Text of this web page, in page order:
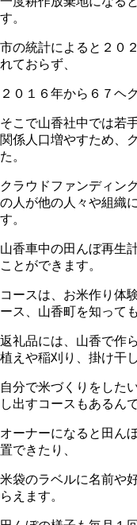
す。
市の統計によると２０
れておらず、
２０１６年から６７ヘ
そこで山香社中では若
関係人口増やすため、
た。
クラウドファンディン
の人が他の人々や組織
す。
山香車中の田んぼ再生
ことができます。
コースは、お米作り体
ース、山香町を知って
返礼品には、山香で作
植えや稲刈り、掛け干
自分で米づくりをした
し出すコースもあるんで
オーナーになると田ん
置できたり、
米袋のラベルに名前や
らえます。